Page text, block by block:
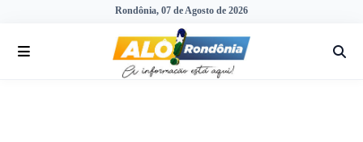
Rondônia, 07 de Agosto de 2026